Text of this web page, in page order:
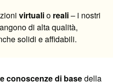
virtualio reali– i nostri
di alta qualità,
solidi e affidabili.
conoscenze di basedella